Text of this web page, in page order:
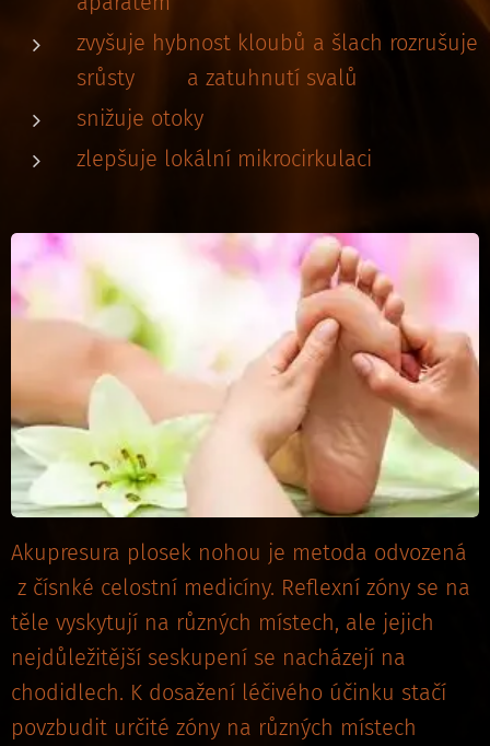
zvyšuje hybnost kloubů a šlach rozrušuje
srůsty a zatuhnutí svalů
snižuje otoky
zlepšuje lokální mikrocirkulaci
Akupresura plosek nohou je metoda odvozená
z čísnké celostní medicíny. Reflexní zóny se na
těle vyskytují na různých místech, ale jejich
nejdůležitější seskupení se nacházejí na
chodidlech. K dosažení léčivého účinku stačí
povzbudit určité zóny na různých místech